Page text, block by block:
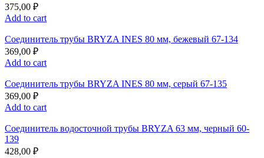
375,00 ₽
Add to cart
Соединитель трубы BRYZA INES 80 мм, бежевый 67-134
369,00 ₽
Add to cart
Соединитель трубы BRYZA INES 80 мм, серый 67-135
369,00 ₽
Add to cart
Соединитель водосточной трубы BRYZA 63 мм, черный 60-
139
428,00 ₽